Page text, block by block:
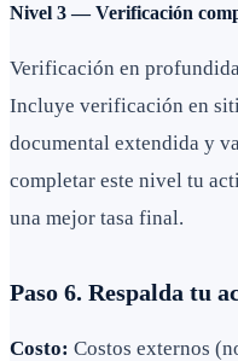
Nivel 3 — Verificación
Verificación en
Incluye verificación en
documental extendida y
completar este nivel tu
una mejor tasa final.
Paso 6. Respalda tu
Costo: Costos externos